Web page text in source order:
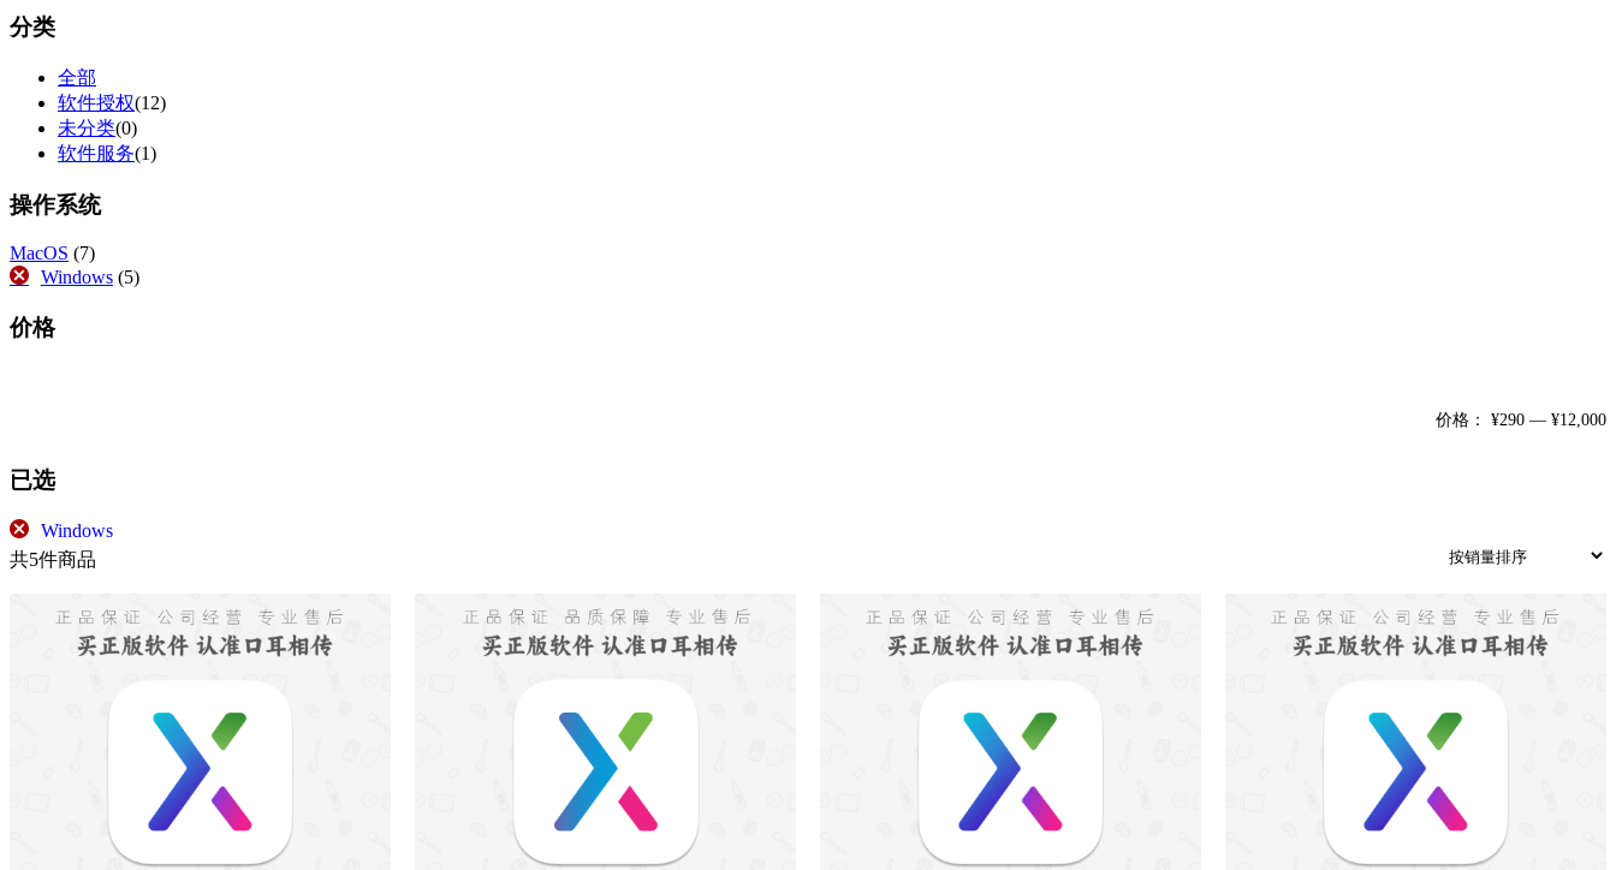
分类
全部
软件授权(12)
未分类(0)
软件服务(1)
操作系统
MacOS (7)
Windows (5)
价格
价格： ¥290 — ¥12,000
已选
Windows
共5件商品